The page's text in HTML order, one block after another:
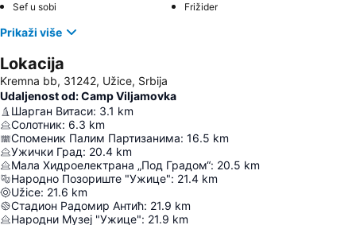
Sef u sobi
Frižider
Prikaži više
Lokacija
Kremna bb, 31242, Užice, Srbija
Udaljenost od: Camp Viljamovka
Шарган Витаси: 3.1 km
Солотник: 6.3 km
Споменик Палим Партизанима: 16.5 km
Ужички Град: 20.4 km
Мала Хидроелектрана „Под Градом“: 20.5 km
Народно Позориште "Ужице": 21.4 km
Užice: 21.6 km
Стадион Радомир Антић: 21.9 km
Народни Музеј "Ужице": 21.9 km